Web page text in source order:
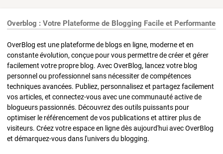
Overblog : Votre Plateforme de Blogging Facile et Performante
OverBlog est une plateforme de blogs en ligne, moderne et en
constante évolution, conçue pour vous permettre de créer et gérer
facilement votre propre blog. Avec OverBlog, lancez votre blog
personnel ou professionnel sans nécessiter de compétences
techniques avancées. Publiez, personnalisez et partagez facilement
vos articles, et connectez-vous avec une communauté active de
blogueurs passionnés. Découvrez des outils puissants pour
optimiser le référencement de vos publications et attirer plus de
visiteurs. Créez votre espace en ligne dès aujourd'hui avec OverBlog
et démarquez-vous dans l'univers du blogging.